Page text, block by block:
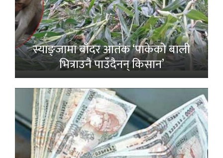
स्याङ्जामा बाँदर आतंक ‘पाकेको बाली
भित्राउनै पाउँदैनन् किसान’